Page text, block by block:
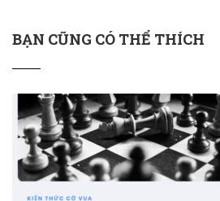
BẠN CŨNG CÓ THỂ THÍCH